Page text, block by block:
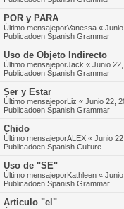
POR y PARA
Último mensajeporVanessa «
Publicadoen Spanish Grammar
Uso de Objeto Indirecto
Último mensajeporJack « Junio
Publicadoen Spanish Grammar
Ser y Estar
Último mensajeporLiz « Junio 22,
Publicadoen Spanish Grammar
Chido
Último mensajeporALEX « Junio
Publicadoen Spanish Culture
Uso de "SE"
Último mensajeporKathleen «
Publicadoen Spanish Grammar
Articulo "el"